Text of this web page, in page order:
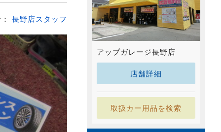
長野店スタッフ
アップガレージ長野店
店舗詳細
取扱カー用品を検索